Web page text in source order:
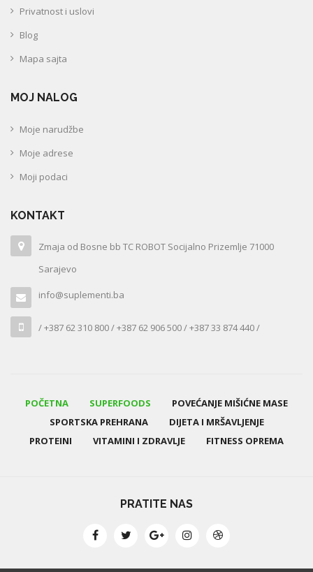
Privatnost i uslovi
Blog
Mapa sajta
MOJ NALOG
Moje narudžbe
Moje adrese
Moji podaci
KONTAKT
Zmaja od Bosne bb TC ROBOT Socijalno Prizemlje 71000
Sarajevo
info@suplementi.ba
/ +387 62 310 800 / +387 62 906 500 / +387 33 874 440 /
POČETNA SUPERFOODS
POVEĆANJE MIŠIĆNE MASE
SPORTSKA PREHRANA
DIJETA I MRŠAVLJENJE
PROTEINI
VITAMINI I ZDRAVLJE FITNESS OPREMA
PRATITE NAS